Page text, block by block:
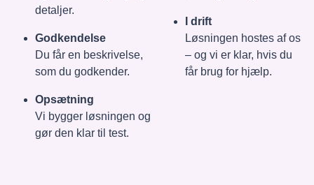
detaljer.
Godkendelse
Du får en beskrivelse,
som du godkender.
Opsætning
Vi bygger løsningen og
gør den klar til test.
I drift
Løsningen hostes af os
– og vi er klar, hvis du
får brug for hjælp.